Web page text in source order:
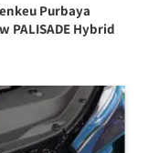
Purbaya
PALISADE Hybrid